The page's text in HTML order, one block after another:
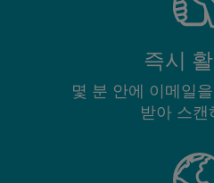
즉시
몇 분 안에 이메일
받아 스캔